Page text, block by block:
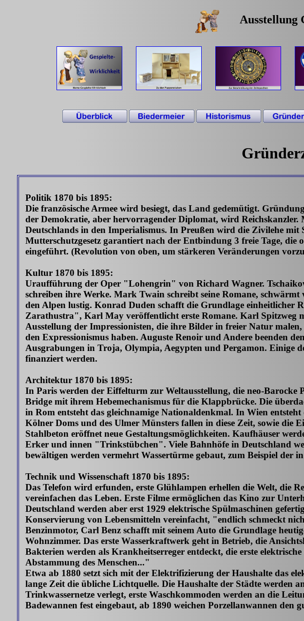
Ausstellung
Politik 1870 bis 1895:
Die französische Armee wird besiegt, das Land gedemütigt.
der Demokratie, aber hervorragender Diplomat, wird
Deutschlands in den Imperialismus. In Preußen wird die Zivilehe mit
Mutterschutzgesetz garantiert nach der Entbindung 3 freie Tage,
eingeführt. (Revolution von oben, um stärkeren Veränderungen
Kultur 1870 bis 1895:
Uraufführung der Oper "Lohengrin" von Richard Wagner.
schreiben ihre Werke. Mark Twain schreibt seine Romane,
den Alpen lustig. Konrad Duden schafft die Grundlage einheitlicher
Zarathustra", Karl May veröffentlicht erste Romane. Karl Spitzweg
Ausstellung der Impressionisten, die ihre Bilder in freier Natur
den Expressionismus haben. Auguste Renoir und Andere beenden
Ausgrabungen in Troja, Olympia, Aegypten und Pergamon. Einige
finanziert werden.
Architektur 1870 bis 1895:
In Paris werden der Eiffelturm zur Weltausstellung, die neo-Barocke
Bridge mit ihrem Hebemechanismus für die Klappbrücke. Die
in Rom entsteht das gleichnamige Nationaldenkmal. In Wien
Kölner Doms und des Ulmer Münsters fallen in diese Zeit, sowie
Stahlbeton eröffnet neue Gestaltungsmöglichkeiten. Kaufhäuser
Erker und innen "Trinkstübchen". Viele Bahnhöfe in Deutschland
bewältigen werden vermehrt Wassertürme gebaut, zum Beispiel der
Technik und Wissenschaft 1870 bis 1895:
Das Telefon wird erfunden, erste Glühlampen erhellen die Welt, die
vereinfachen das Leben. Erste Filme ermöglichen das Kino zur
Deutschland werden aber erst 1929 elektrische Spülmaschinen
Konservierung von Lebensmitteln vereinfacht, "endlich schmeckt
Benzinmotor, Carl Benz schafft mit seinem Auto die Grundlage
Wohnzimmer. Das erste Wasserkraftwerk geht in Betrieb, die
Bakterien werden als Krankheitserreger entdeckt, die erste
Abstammung des Menschen..."
Etwa ab 1880 setzt sich mit der Elektrifizierung der Haushalte das
lange Zeit die übliche Lichtquelle. Die Haushalte der Städte werden
Trinkwassernetze verlegt, erste Waschkommoden werden an die
Badewannen fest eingebaut, ab 1890 weichen Porzellanwannen den